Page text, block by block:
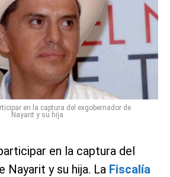
en la captura del exgobernador de
Nayarit y su hija
en la captura del
Nayarit y su hija. La Fiscalía